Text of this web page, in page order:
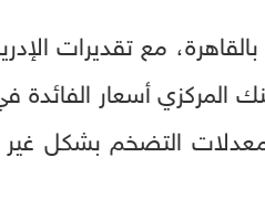
مع تقديرات
التضخم بشكل